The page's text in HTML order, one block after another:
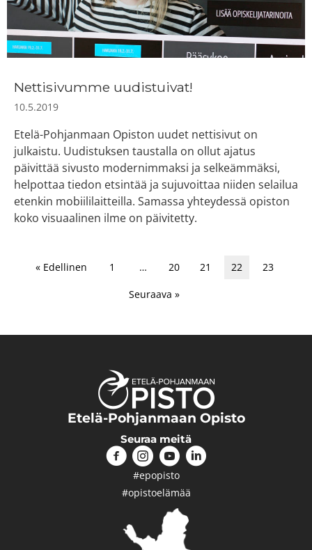
Nettisivumme uudistuivat!
10.5.2019
Etelä-Pohjanmaan Opiston uudet nettisivut on
julkaistu. Uudistuksen taustalla on ollut ajatus
päivittää sivusto modernimmaksi ja selkeämmäksi,
helpottaa tiedon etsintää ja sujuvoittaa niiden selailua
etenkin mobiililaitteilla. Samassa yhteydessä opiston
koko visuaalinen ilme on päivitetty.
« Edellinen 1 … 20 21 22 23
Seuraava »
Etelä-Pohjanmaan Opisto
Seuraa meitä
#epopisto
#opistoelämää